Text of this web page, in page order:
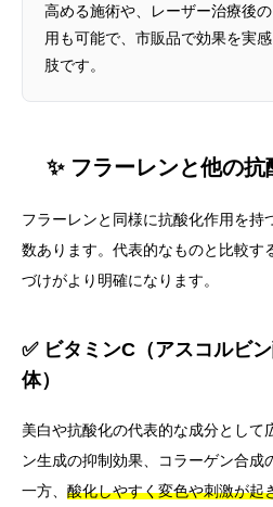
高める施術や、レーザー治療後
用も可能で、市販品で効果を実
肢です。
✨ フラーレンと他の
フラーレンと同様に抗酸化作用を持
数あります。代表的なものと比較す
づけがより明確になります。
✅ ビタミンC（アスコルビ
体）
美白や抗酸化の代表的な成分として
ン生成の抑制効果、コラーゲン合成
一方、 酸化しやすく変色や刺激が起